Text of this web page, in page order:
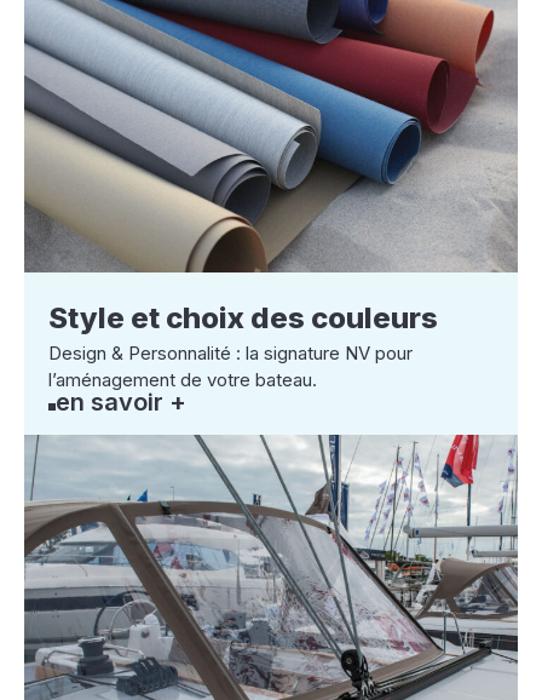
Style et choix des couleurs
Design & Personnalité : la signature NV pour
l’aménagement de votre bateau.
en savoir +